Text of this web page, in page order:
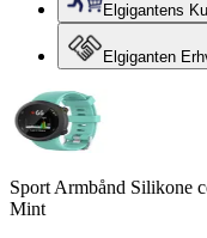
Elgigantens
Elgiganten
Sport Armbånd Silikone
Mint